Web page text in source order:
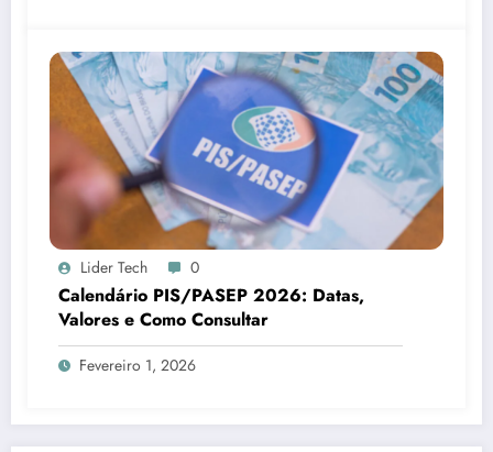
Lider Tech 0
Calendário PIS/PASEP 2026: Datas,
Valores e Como Consultar
Fevereiro 1, 2026